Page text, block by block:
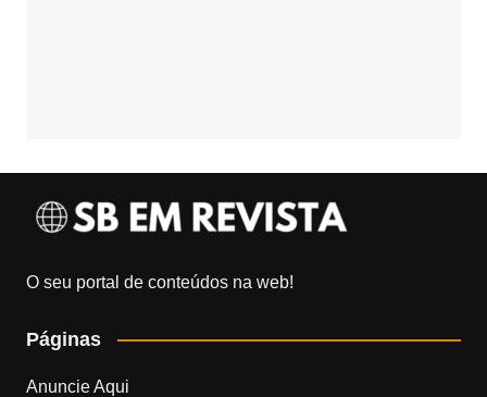
O seu portal de conteúdos na web!
Páginas
Anuncie Aqui